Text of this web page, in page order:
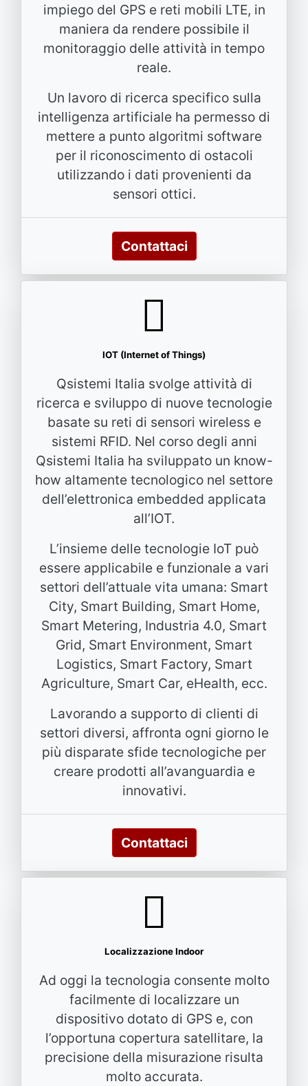
impiego del GPS e reti mobili LTE, in
maniera da rendere possibile il
monitoraggio delle attività in tempo
reale.
Un lavoro di ricerca specifico sulla
intelligenza artificiale ha permesso di
mettere a punto algoritmi software
per il riconoscimento di ostacoli
utilizzando i dati provenienti da
sensori ottici.
Contattaci
IOT (Internet of Things)
Qsistemi Italia svolge attività di
ricerca e sviluppo di nuove tecnologie
basate su reti di sensori wireless e
sistemi RFID. Nel corso degli anni
Qsistemi Italia ha sviluppato un know-
how altamente tecnologico nel settore
dell’elettronica embedded applicata
all’IOT.
L’insieme delle tecnologie IoT può
essere applicabile e funzionale a vari
settori dell’attuale vita umana: Smart
City, Smart Building, Smart Home,
Smart Metering, Industria 4.0, Smart
Grid, Smart Environment, Smart
Logistics, Smart Factory, Smart
Agriculture, Smart Car, eHealth, ecc.
Lavorando a supporto di clienti di
settori diversi, affronta ogni giorno le
più disparate sfide tecnologiche per
creare prodotti all’avanguardia e
innovativi.
Contattaci
Localizzazione Indoor
Ad oggi la tecnologia consente molto
facilmente di localizzare un
dispositivo dotato di GPS e, con
l’opportuna copertura satellitare, la
precisione della misurazione risulta
molto accurata.